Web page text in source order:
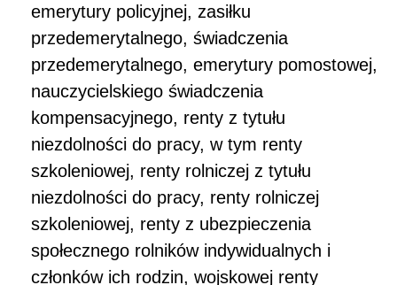
emerytury policyjnej, zasiłku
przedemerytalnego, świadczenia
przedemerytalnego, emerytury pomostowej,
nauczycielskiego świadczenia
kompensacyjnego, renty z tytułu
niezdolności do pracy, w tym renty
szkoleniowej, renty rolniczej z tytułu
niezdolności do pracy, renty rolniczej
szkoleniowej, renty z ubezpieczenia
społecznego rolników indywidualnych i
członków ich rodzin, wojskowej renty